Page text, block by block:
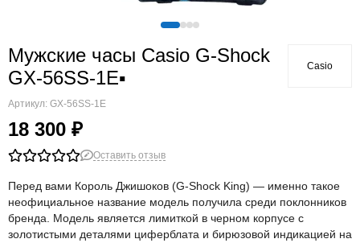
Мужские часы Casio G-Shock
GX-56SS-1E▪
Артикул: GX-56SS-1E
18 300 ₽
Casio
Оставить отзыв
Перед вами Король Джишоков (G-Shock King) — именно такое
неофициальное название модель получила среди поклонников
бренда. Модель является лимиткой в черном корпусе с
золотистыми деталями циферблата и бирюзовой индикацией на